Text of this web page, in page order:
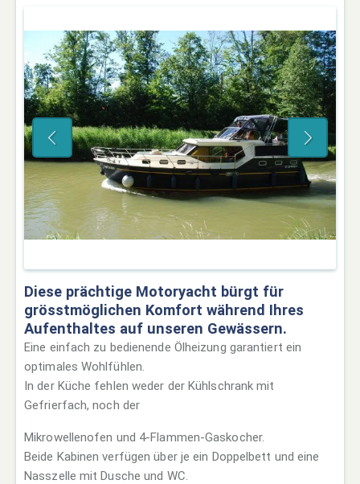
Diese prächtige Motoryacht bürgt für
grösstmöglichen Komfort während Ihres
Aufenthaltes auf unseren Gewässern.
Eine einfach zu bedienende Ölheizung garantiert ein
optimales Wohlfühlen.
In der Küche fehlen weder der Kühlschrank mit
Gefrierfach, noch der
Mikrowellenofen und 4-Flammen-Gaskocher.
Beide Kabinen verfügen über je ein Doppelbett und eine
Nasszelle mit Dusche und WC.